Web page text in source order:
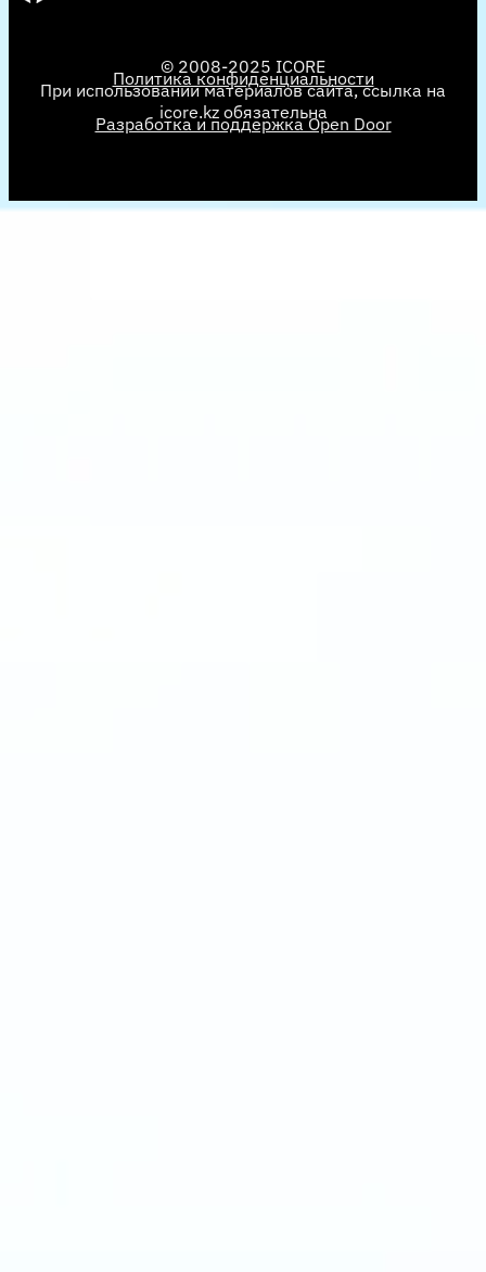
© 2008-2025 ICORE
Политика конфиденциальности
При использовании материалов сайта, ссылка на
icore.kz обязательна
Разработка и поддержка Open Door